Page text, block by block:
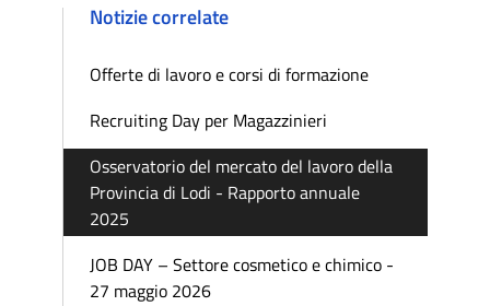
Notizie correlate
Offerte di lavoro e corsi di formazione
Recruiting Day per Magazzinieri
Osservatorio del mercato del lavoro della
Provincia di Lodi - Rapporto annuale
2025
JOB DAY – Settore cosmetico e chimico -
27 maggio 2026